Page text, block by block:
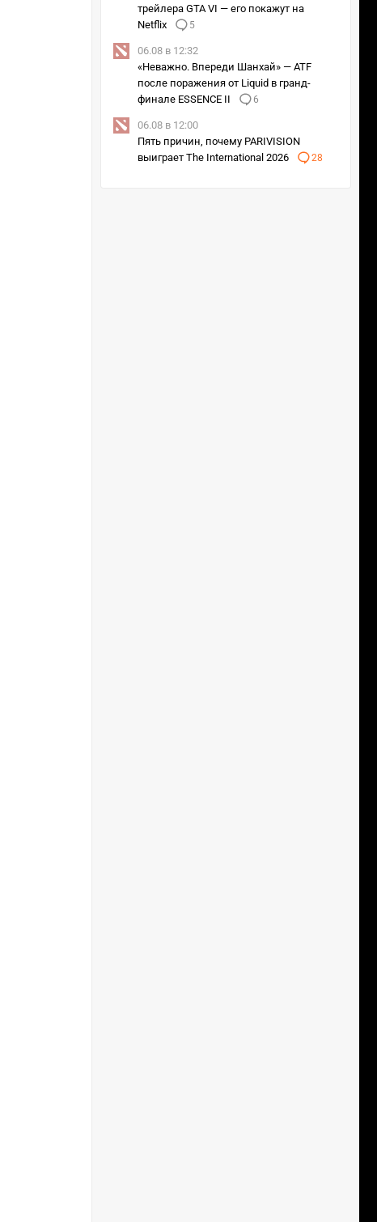
трейлера GTA VI — его покажут на
Netflix
5
06.08 в 12:32
«Неважно. Впереди Шанхай» — ATF
после поражения от Liquid в гранд-
финале ESSENCE II
6
06.08 в 12:00
Пять причин, почему PARIVISION
выиграет The International 2026
28